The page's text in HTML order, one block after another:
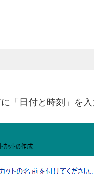
「日付と時刻」を